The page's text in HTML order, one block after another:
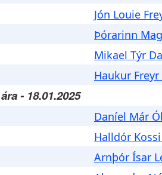
Jón Louie
Þórarinn
Mikael Týr
Haukur
- 18.01.2025
Daníel Már
Halldór
Arnþór Ísar